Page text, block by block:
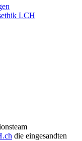
LCH
die eingesandten